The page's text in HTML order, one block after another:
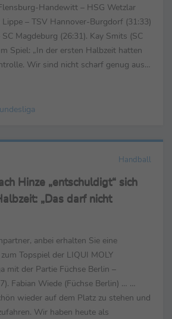
Handewitt – HSG Wetzlar
– TSV Hannover-Burgdorf (31:33)
Magdeburg (26:31). Kay Smits (SC
Spiel: „In der ersten Halbzeit hatten
Wir sind nicht scharf genug aus
Handball
Hinze „entschuldigt“ sich
„Das darf nicht
anbei erhalten Sie eine
Topspiel der LIQUI MOLY
mit der Partie Füchse Berlin –
Fabian Wiede (Füchse Berlin) … …
wieder auf dem Platz zu stehen und
Wir haben heute als